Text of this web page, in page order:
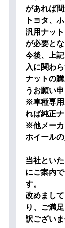
があれば
トヨタ、
汎用ナッ
が必要とな
今後、上
入に関わ
ナットの
うお願い申
※車種専用
れば純正ナ
※他メーカ
ホイールの
当社とい
にご案内
す。
改めまし
り、ご満
訳ございま